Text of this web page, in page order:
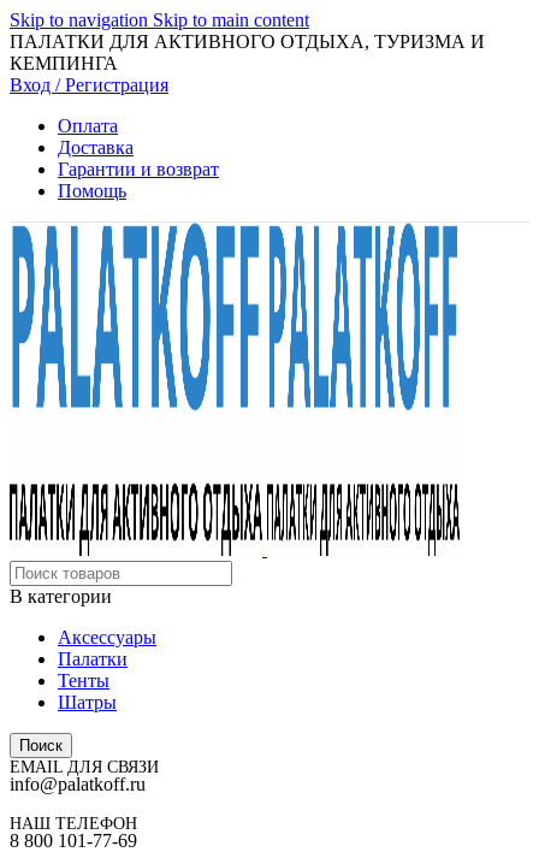
Skip to navigation Skip to main content
ПАЛАТКИ ДЛЯ АКТИВНОГО ОТДЫХА, ТУРИЗМА И
КЕМПИНГА
Вход / Регистрация
Оплата
Доставка
Гарантии и возврат
Помощь
В категории
Аксессуары
Палатки
Тенты
Шатры
Поиск
EMAIL ДЛЯ СВЯЗИ
info@palatkoff.ru
НАШ ТЕЛЕФОН
8 800 101-77-69